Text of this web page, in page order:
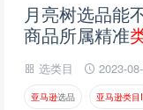
月亮树选品能
商品所属精准
选类目 2023-
亚马逊选品 亚马逊类目 I